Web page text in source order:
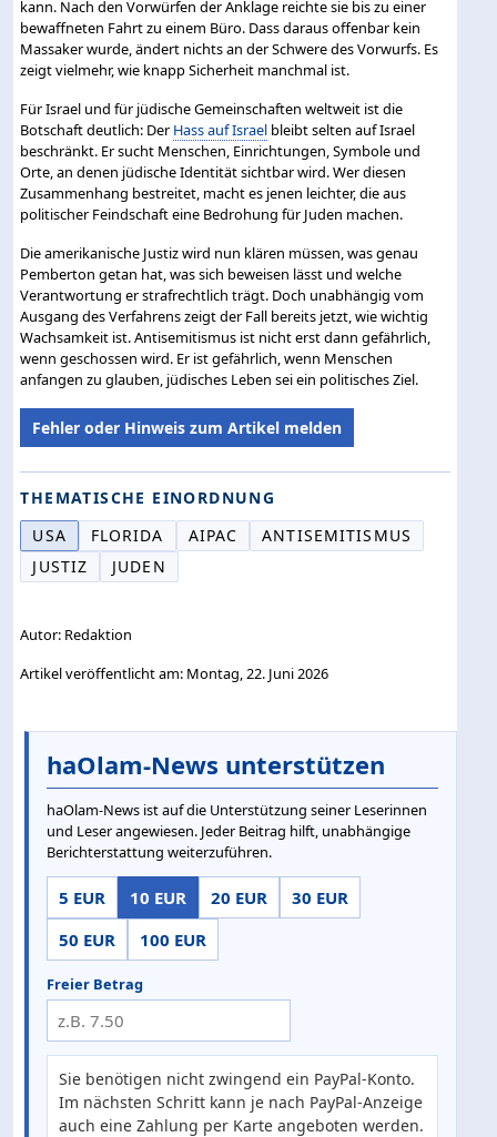
kann. Nach den Vorwürfen der Anklage reichte sie bis zu einer
bewaffneten Fahrt zu einem Büro. Dass daraus offenbar kein
Massaker wurde, ändert nichts an der Schwere des Vorwurfs. Es
zeigt vielmehr, wie knapp Sicherheit manchmal ist.
Für Israel und für jüdische Gemeinschaften weltweit ist die
Botschaft deutlich: Der Hass auf Israel bleibt selten auf Israel
beschränkt. Er sucht Menschen, Einrichtungen, Symbole und
Orte, an denen jüdische Identität sichtbar wird. Wer diesen
Zusammenhang bestreitet, macht es jenen leichter, die aus
politischer Feindschaft eine Bedrohung für Juden machen.
Die amerikanische Justiz wird nun klären müssen, was genau
Pemberton getan hat, was sich beweisen lässt und welche
Verantwortung er strafrechtlich trägt. Doch unabhängig vom
Ausgang des Verfahrens zeigt der Fall bereits jetzt, wie wichtig
Wachsamkeit ist. Antisemitismus ist nicht erst dann gefährlich,
wenn geschossen wird. Er ist gefährlich, wenn Menschen
anfangen zu glauben, jüdisches Leben sei ein politisches Ziel.
Fehler oder Hinweis zum Artikel melden
THEMATISCHE EINORDNUNG
USA
FLORIDA AIPAC
ANTISEMITISMUS
JUSTIZ
JUDEN
Autor: Redaktion
Artikel veröffentlicht am: Montag, 22. Juni 2026
haOlam-News unterstützen
haOlam-News ist auf die Unterstützung seiner Leserinnen
und Leser angewiesen. Jeder Beitrag hilft, unabhängige
Berichterstattung weiterzuführen.
5 EUR 10 EUR 20 EUR
30 EUR
50 EUR
100 EUR
Freier Betrag
Sie benötigen nicht zwingend ein PayPal-Konto.
Im nächsten Schritt kann je nach PayPal-Anzeige
auch eine Zahlung per Karte angeboten werden.